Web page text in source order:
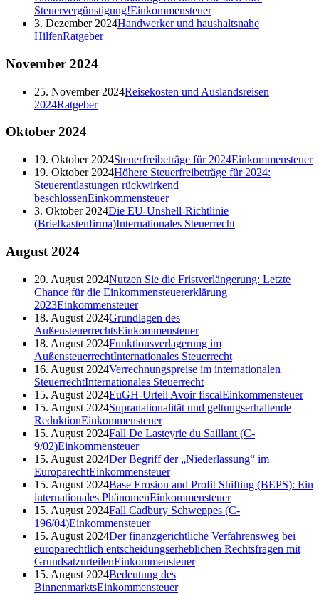
Steuervergünstigung!Einkommensteuer
3. Dezember 2024Handwerker und haushaltsnahe
HilfenRatgeber
November 2024
25. November 2024Reisekosten und Auslandsreisen
2024Ratgeber
Oktober 2024
19. Oktober 2024Steuerfreibeträge für 2024Einkommensteuer
19. Oktober 2024Höhere Steuerfreibeträge für 2024:
Steuerentlastungen rückwirkend
beschlossenEinkommensteuer
3. Oktober 2024Die EU-Unshell-Richtlinie
(Briefkastenfirma)Internationales Steuerrecht
August 2024
20. August 2024Nutzen Sie die Fristverlängerung: Letzte
Chance für die Einkommensteuererklärung
2023Einkommensteuer
18. August 2024Grundlagen des
AußensteuerrechtsEinkommensteuer
18. August 2024Funktionsverlagerung im
AußensteuerrechtInternationales Steuerrecht
16. August 2024Verrechnungspreise im internationalen
SteuerrechtInternationales Steuerrecht
15. August 2024EuGH-Urteil Avoir fiscalEinkommensteuer
15. August 2024Supranationalität und geltungserhaltende
ReduktionEinkommensteuer
15. August 2024Fall De Lasteyrie du Saillant (C-
9/02)Einkommensteuer
15. August 2024Der Begriff der „Niederlassung“ im
EuroparechtEinkommensteuer
15. August 2024Base Erosion and Profit Shifting (BEPS): Ein
internationales PhänomenEinkommensteuer
15. August 2024Fall Cadbury Schweppes (C-
196/04)Einkommensteuer
15. August 2024Der finanzgerichtliche Verfahrensweg bei
europarechtlich entscheidungserheblichen Rechtsfragen mit
GrundsatzurteilenEinkommensteuer
15. August 2024Bedeutung des
BinnenmarktsEinkommensteuer